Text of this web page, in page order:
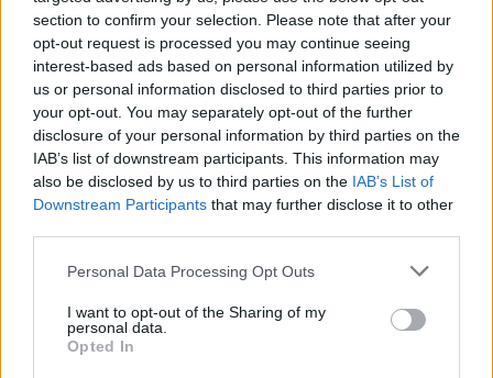
section to confirm your selection. Please note that after your
opt-out request is processed you may continue seeing
interest-based ads based on personal information utilized by
us or personal information disclosed to third parties prior to
your opt-out. You may separately opt-out of the further
disclosure of your personal information by third parties on the
IAB’s list of downstream participants. This information may
also be disclosed by us to third parties on the IAB’s List of
Downstream Participants that may further disclose it to other
Personal Data Processing Opt Outs
I want to opt-out of the Sharing of my
personal data.
Opted In
Ha technikumba jelentkeznétek, arról ebben a cikkünkben
olvashattok, ha pedig hat- vagy nyolcévfolyamos gimnáziumot
fontolgattok,ezt a cikket érdemes elolvasnotok.A két tanítási nyelvű
középiskolákrólide kattintva tájékozódhattok.